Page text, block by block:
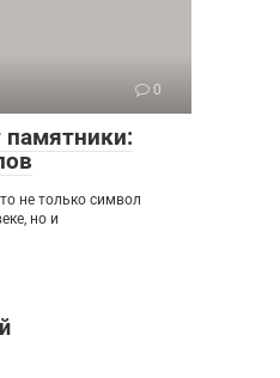
0
памятники:
не только символ
но и